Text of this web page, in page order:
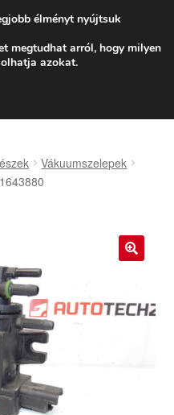
Ft-tól
06 80 088 054
Vákuumszelepek
élményt nyújtsuk
megtudhat arról, hogy milyen
azokat.